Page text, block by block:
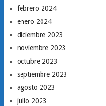
febrero 2024
enero 2024
diciembre 2023
noviembre 2023
octubre 2023
septiembre 2023
agosto 2023
julio 2023